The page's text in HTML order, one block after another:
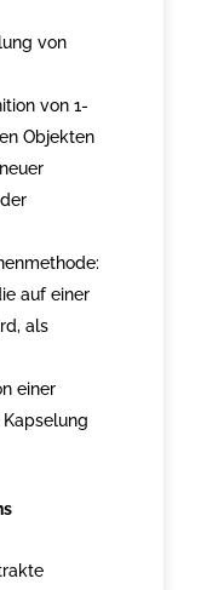
von
von 1-
Objekten
auf einer
als
einer